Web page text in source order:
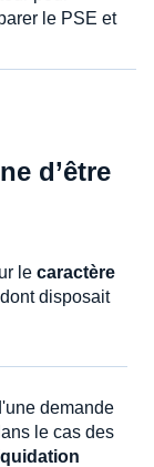
le PSE et
d’être
le caractère
disposait
demande
le cas des